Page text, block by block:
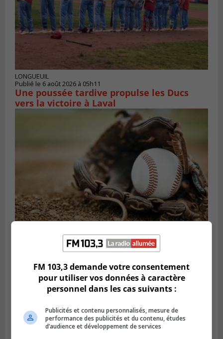
LONGUEUIL
Publié le 6 août 2026 à 05h11
Une poussée tardive propulse les Ducs
vers la victoire à Laval
Publié le 5 août 2026 à 08h38
Les Ducs s’inclinent 4‑3 face à ABC 16U
dans un match serré à Longueuil
FM 103,3 demande votre consentement
pour utiliser vos données à caractère
personnel dans les cas suivants :
Publicités et contenu personnalisés, mesure de
performance des publicités et du contenu, études
d’audience et développement de services